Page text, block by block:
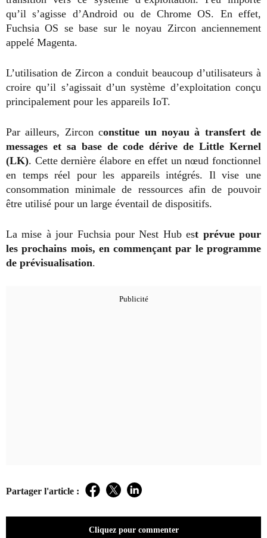
qu’il s’agisse d’Android ou de Chrome OS. En effet,
Fuchsia OS se base sur le noyau Zircon anciennement
appelé Magenta.
L’utilisation de Zircon a conduit beaucoup d’utilisateurs à
croire qu’il s’agissait d’un système d’exploitation conçu
principalement pour les appareils IoT.
Par ailleurs, Zircon constitue un noyau à transfert de
messages et sa base de code dérive de Little Kernel
(LK). Cette dernière élabore en effet un nœud fonctionnel
en temps réel pour les appareils intégrés. Il vise une
consommation minimale de ressources afin de pouvoir
être utilisé pour un large éventail de dispositifs.
La mise à jour Fuchsia pour Nest Hub est prévue pour
les prochains mois, en commençant par le programme
de prévisualisation.
Partager l'article : Facebook
TwitterLinkedIn
Cliquez pour commenter